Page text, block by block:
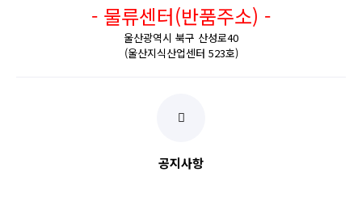
- 물류센터(반품주소) -
울산광역시 북구 산성로40
(울산지식산업센터 523호)
공지사항